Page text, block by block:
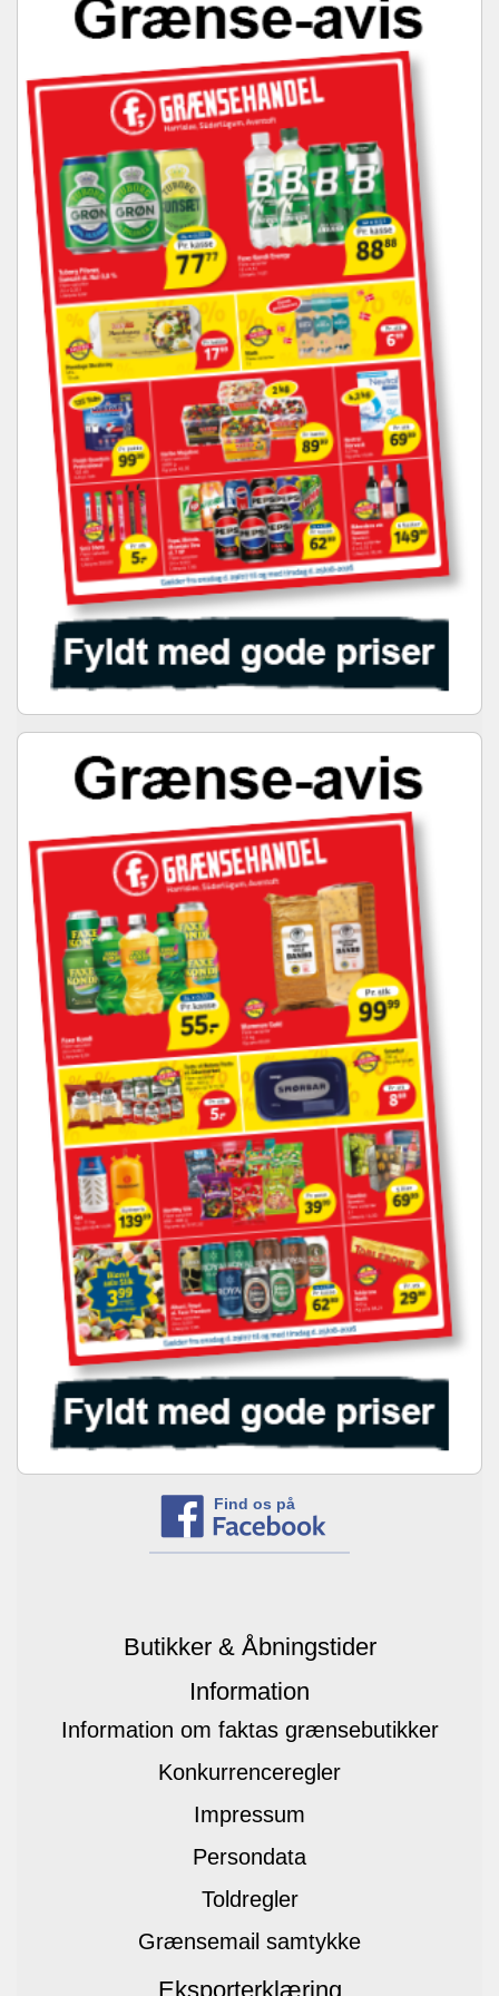
Find os på
Butikker & Åbningstider
Information
Information om faktas grænsebutikker
Konkurrenceregler
Impressum
Persondata
Toldregler
Grænsemail samtykke
Eksporterklæring